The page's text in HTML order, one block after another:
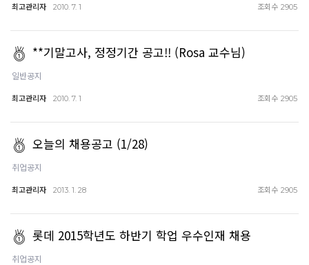
최고관리자 2010. 7. 1 조회수 2905
**기말고사, 정정기간 공고!! (Rosa 교수님)
일반공지
최고관리자 2010. 7. 1 조회수 2905
오늘의 채용공고 (1/28)
취업공지
최고관리자 2013. 1. 28 조회수 2905
롯데 2015학년도 하반기 학업 우수인재 채용
취업공지